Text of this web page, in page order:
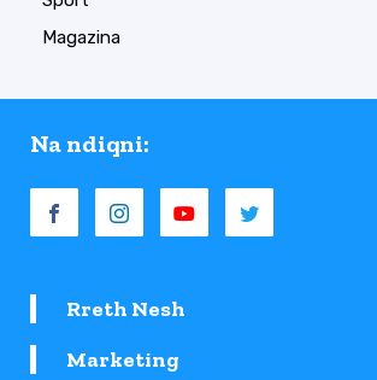
Magazina
Na ndiqni:
Rreth Nesh
Marketing